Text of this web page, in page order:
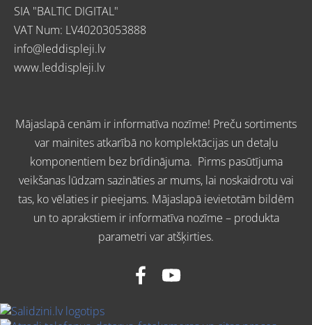
SIA "BALTIC DIGITAL"
VAT Num: LV40203053888
info@leddispleji.lv
www.leddispleji.lv
Mājaslapā cenām ir informatīva nozīme! Preču sortiments
var mainites atkarībā no komplektācijas un detaļu
komponentiem bez brīdinājuma. Pirms pasūtījuma
veikšanas lūdzam sazināties ar mums, lai noskaidrotu vai
tas, ko vēlaties ir pieejams. Mājaslapā ievietotām bildēm
un to aprakstiem ir informatīva nozīme – produkta
parametri var atšķirties.